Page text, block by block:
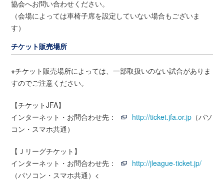
協会へお問い合わせください。
（会場によっては車椅子席を設定していない場合もございま
す）
チケット販売場所
※チケット販売場所によっては、一部取扱いのない試合がありま
すのでご注意ください。
【チケットJFA】
インターネット・お問合わせ先：
http://ticket.jfa.or.jp （パソ
コン・スマホ共通）
【Ｊリーグチケット】
インターネット・お問合わせ先：
http://jleague-ticket.jp/
（パソコン・スマホ共通）<